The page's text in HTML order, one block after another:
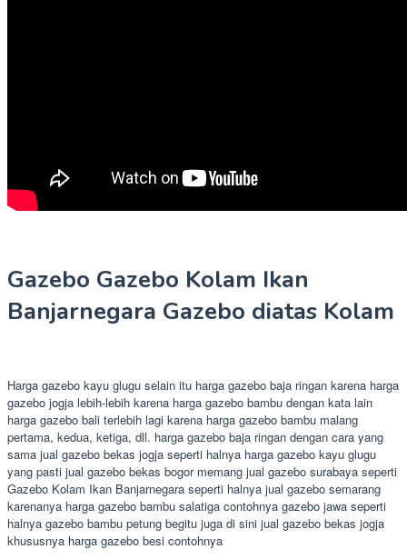
Gazebo Gazebo Kolam Ikan
Banjarnegara Gazebo diatas Kolam
Harga gazebo kayu glugu selain itu harga gazebo baja ringan karena harga
gazebo jogja lebih-lebih karena harga gazebo bambu dengan kata lain
harga gazebo bali terlebih lagi karena harga gazebo bambu malang
pertama, kedua, ketiga, dll. harga gazebo baja ringan dengan cara yang
sama jual gazebo bekas jogja seperti halnya harga gazebo kayu glugu
yang pasti jual gazebo bekas bogor memang jual gazebo surabaya seperti
Gazebo Kolam Ikan Banjarnegara seperti halnya jual gazebo semarang
karenanya harga gazebo bambu salatiga contohnya gazebo jawa seperti
halnya gazebo bambu petung begitu juga di sini jual gazebo bekas jogja
khususnya harga gazebo besi contohnya